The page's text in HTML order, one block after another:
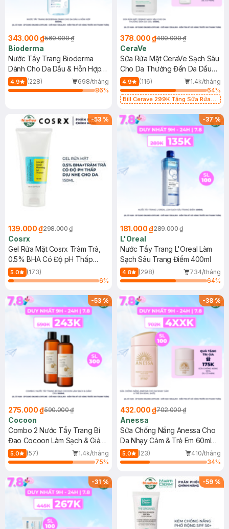
343.000 ₫560.000 ₫
Bioderma
Nước Tẩy Trang Bioderma
Dành Cho Da Dầu & Hỗn Hợp
500ml
4.9 (228)
698/tháng
86%
378.000 ₫490.000 ₫
CeraVe
Sữa Rửa Mặt CeraVe Sạch Sâu
Cho Da Thường Đến Da Dầu
473ml
4.9 (116)
1.4k/tháng
64%
Bill Cerave 299K Tặng Sữa Rửa
-53 %
139.000 ₫298.000 ₫
Cosrx
Gel Rửa Mặt Cosrx Tràm Trà,
0.5% BHA Có Độ pH Thấp
150ml
5.0
(173)
6%
-37%
181.000 ₫289.000 ₫
L'Oreal
Nước Tẩy Trang L'Oreal Làm
Sạch Sâu Trang Điểm 400ml
4.8 (298)
734/tháng
64%
-53%
275.000 ₫590.000 ₫
Cocoon
Combo 2 Nước Tẩy Trang Bí
Đao Cocoon Làm Sạch & Giảm
Dầu 500ml
5.0 (57)
1.4k/tháng
75%
-38%
432.000 ₫702.000 ₫
Anessa
Sữa Chống Nắng Anessa Cho
Da Nhạy Cảm & Trẻ Em 60ml
(Mới)
5.0 (23)
410/tháng
34%
-31% -59 %